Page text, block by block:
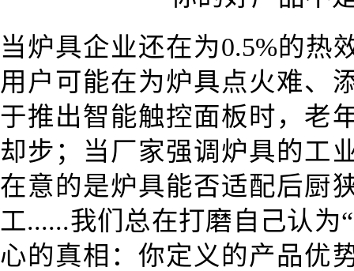
当炉具企业还在为0.5%的热
用户可能在为炉具点火难、
于推出智能触控面板时，老
却步；当厂家强调炉具的工
在意的是炉具能否适配后厨
工......我们总在打磨自己认为
心的真相：你定义的产品优